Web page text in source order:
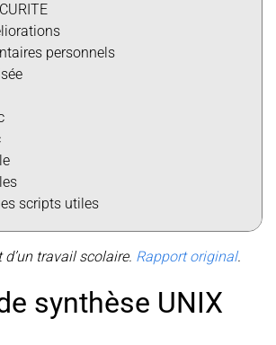
personnels
scripts utiles
travail scolaire. Rapport original.
synthèse UNIX